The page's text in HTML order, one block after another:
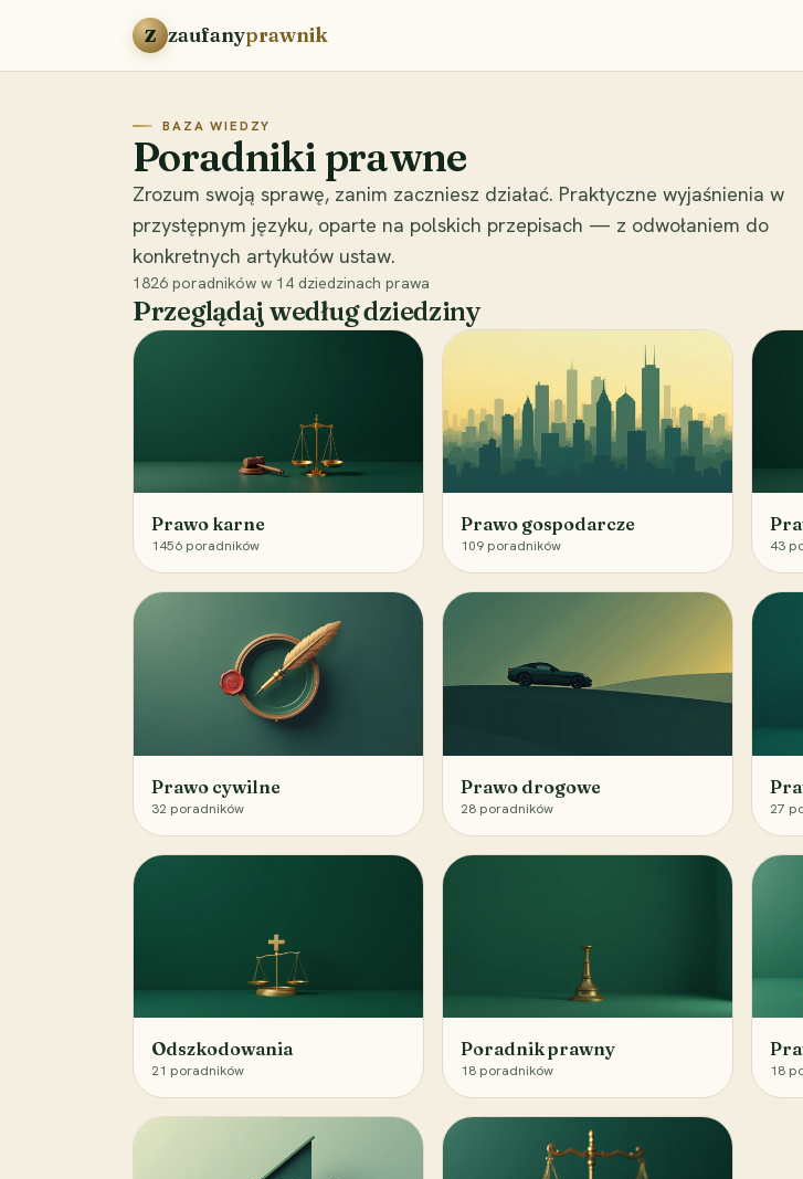
Przejdź do treści
Z zaufanyprawnik
BAZA WIEDZY
Poradniki prawne
Zrozum swoją sprawę, zanim zaczniesz działać. Praktyczne wyjaśnienia w
przystępnym języku, oparte na polskich przepisach — z odwołaniem do
konkretnych artykułów ustaw.
1826 poradników w 14 dziedzinach prawa
Przeglądaj według dziedziny
Prawo karne
1456 poradników
Prawo gospodarcze
109 poradników 43
Prawo cywilne
32 poradników
Prawo drogowe
28 poradników 27
Odszkodowania
21 poradników
Poradnik prawny
18 poradników 18